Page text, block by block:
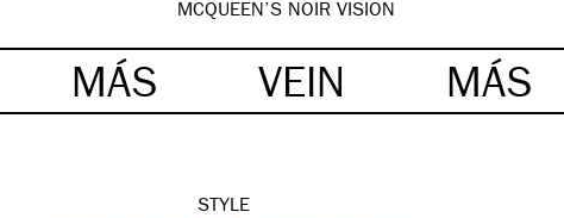
MCQUEEN’S NOIR VISION
MÁS VEIN MÁS
STYLE